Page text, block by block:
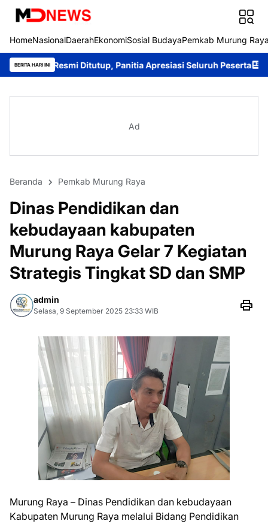
HomeNasionalDaerahEkonomiSosial BudayaPemkab Murung
BERITA HARI INI
Ditutup, Panitia Apresiasi Seluruh Peserta Sambangi Warga
Ad
Beranda Pemkab Murung Raya
Dinas Pendidikan dan
kebudayaan kabupaten
Murung Raya Gelar 7 Kegiatan
Strategis Tingkat SD dan SMP
admin
Selasa, 9 September 2025 23:33 WIB
Murung Raya – Dinas Pendidikan dan kebudayaan
Kabupaten Murung Raya melalui Bidang Pendidikan